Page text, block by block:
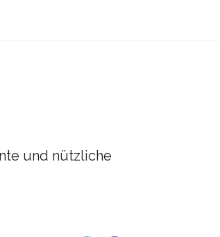
und nützliche